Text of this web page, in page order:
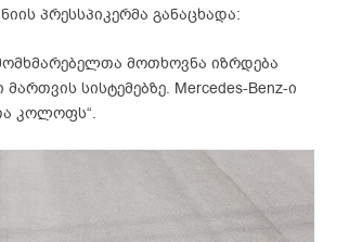
პრესსპიკერმა განაცხადა:
მოთხოვნა იზრდება
სისტემებზე. Mercedes-Benz-ი
კოლოფს“.